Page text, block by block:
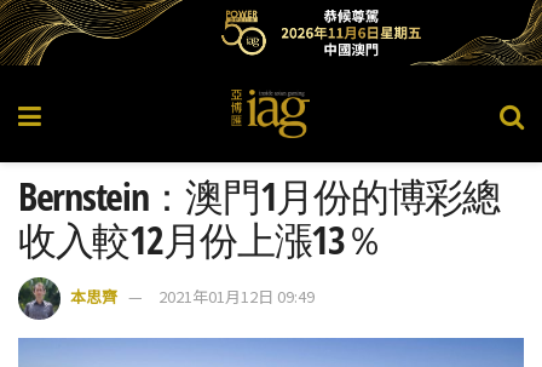
Bernstein：澳門1月份的博彩總
收入較12月份上漲13％
本思齊 2021年01月12日 09:49